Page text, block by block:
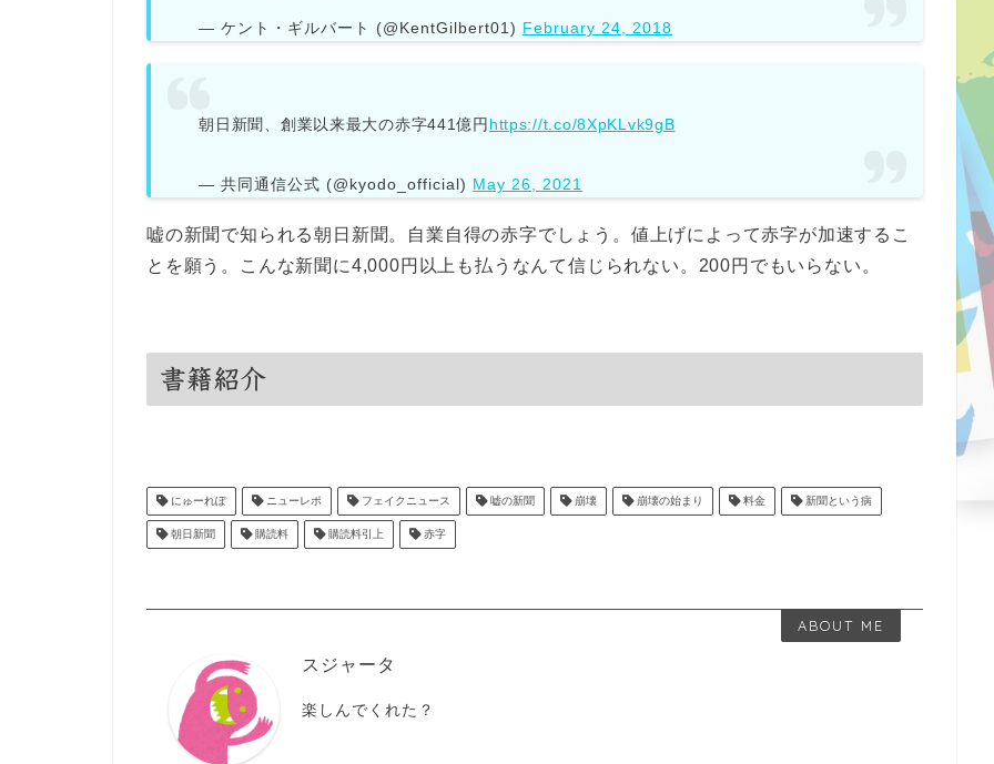
— ケント・ギルバート (@KentGilbert01) February 24, 2018
朝日新聞、創業以来最大の赤字441億円 https://t.co/8XpKLvk9gB
— 共同通信公式 (@kyodo_official) May 26, 2021
嘘の新聞で知られる朝日新聞。自業自得の赤字でしょう。値上げによって赤字が加速するこ
とを願う。こんな新聞に4,000円以上も払うなんて信じられない。200円でもいらない。
書籍紹介
にゅーれぽ